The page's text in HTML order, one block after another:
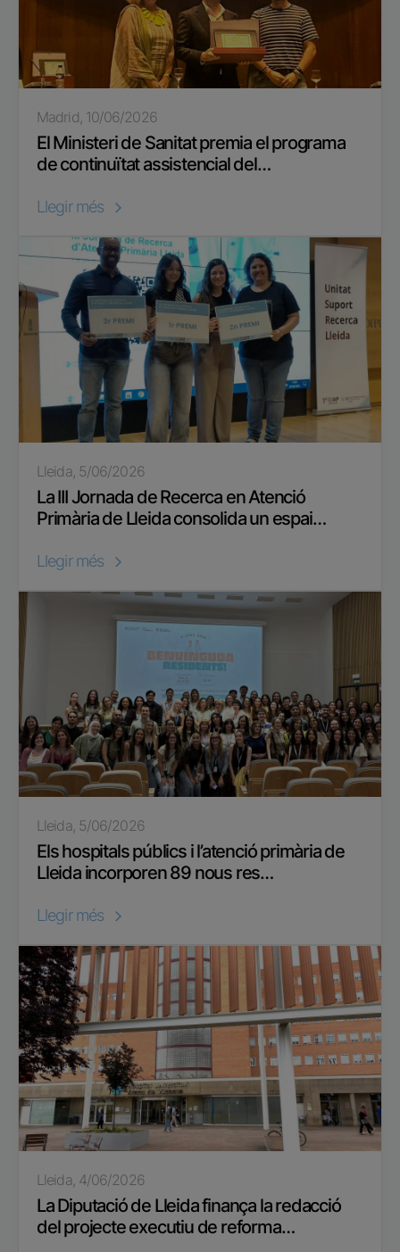
Madrid, 10/06/2026
El Ministeri de Sanitat premia el programa
de continuïtat assistencial del…
Llegir més
Lleida, 5/06/2026
La III Jornada de Recerca en Atenció
Primària de Lleida consolida un espai…
Llegir més
Lleida, 5/06/2026
Els hospitals públics i l’atenció primària de
Lleida incorporen 89 nous res…
Llegir més
Lleida, 4/06/2026
La Diputació de Lleida finança la redacció
del projecte executiu de reforma…